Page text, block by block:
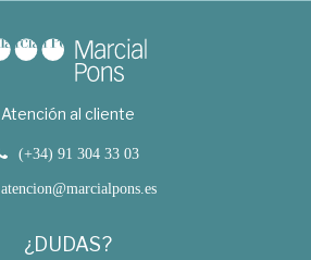
Atención al cliente
(+34) 91 304 33 03
atencion@marcialpons.es
¿DUDAS?